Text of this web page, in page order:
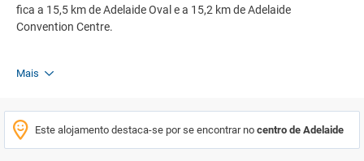
fica a 15,5 km de Adelaide Oval e a 15,2 km de Adelaide
Convention Centre.
Mais
Este alojamento destaca-se por se encontrar no centro de Adelaide